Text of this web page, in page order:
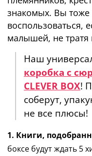
знакомых. Вы
воспользоваться,
малышей, не тратя
Наш
коробка с
CLEVER BOX!
соберут,
не все плюсы!
1. Книги,
боксе будут ждать 5